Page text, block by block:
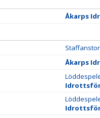
Åkarps
Åkarps